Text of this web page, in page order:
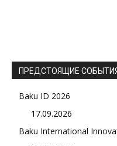
ПРЕДСТОЯЩИЕ
Baku ID 2026
17.09.2026
Baku International